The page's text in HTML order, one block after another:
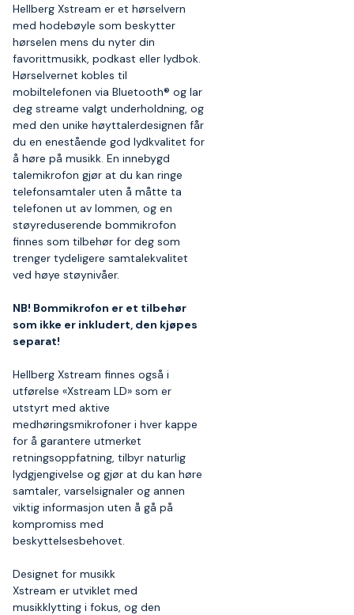
Hellberg Xstream er et hørselvern
med hodebøyle som beskytter
hørselen mens du nyter din
favorittmusikk, podkast eller lydbok.
Hørselvernet kobles til
mobiltelefonen via Bluetooth® og lar
deg streame valgt underholdning, og
med den unike høyttalerdesignen får
du en enestående god lydkvalitet for
å høre på musikk. En innebygd
talemikrofon gjør at du kan ringe
telefonsamtaler uten å måtte ta
telefonen ut av lommen, og en
støyreduserende bommikrofon
finnes som tilbehør for deg som
trenger tydeligere samtalekvalitet
ved høye støynivåer.
NB! Bommikrofon er et tilbehør
som ikke er inkludert, den kjøpes
separat!
Hellberg Xstream finnes også i
utførelse «Xstream LD» som er
utstyrt med aktive
medhøringsmikrofoner i hver kappe
for å garantere utmerket
retningsoppfatning, tilbyr naturlig
lydgjengivelse og gjør at du kan høre
samtaler, varselsignaler og annen
viktig informasjon uten å gå på
kompromiss med
beskyttelsesbehovet.
Designet for musikk
Xstream er utviklet med
musikklytting i fokus, og den